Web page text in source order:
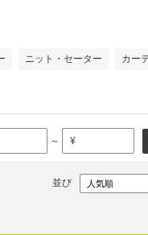
ニット・セーター カー
～ ¥
並び